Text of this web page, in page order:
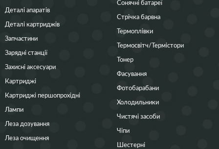
Деталі апаратів
Деталі картриджів
Запчастини
Зарядні станції
Захисні аксесуари
Картриджі
Картриджі першопрохідні
Лампи
Леза дозування
Леза очищення
Сонячні батареї
Стрічка барвна
Термоплівки
Термосвітч/Термістори
Тонер
Фасування
Фотобарабани
Холодильники
Чистячі засоби
Чіпи
Шестерні